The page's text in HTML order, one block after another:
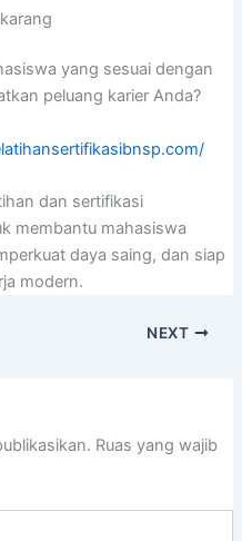
yang sesuai dengan
peluang karier Anda?
dan sertifikasi
membantu mahasiswa
daya saing, dan siap
modern.
NEXT
Ruas yang wajib